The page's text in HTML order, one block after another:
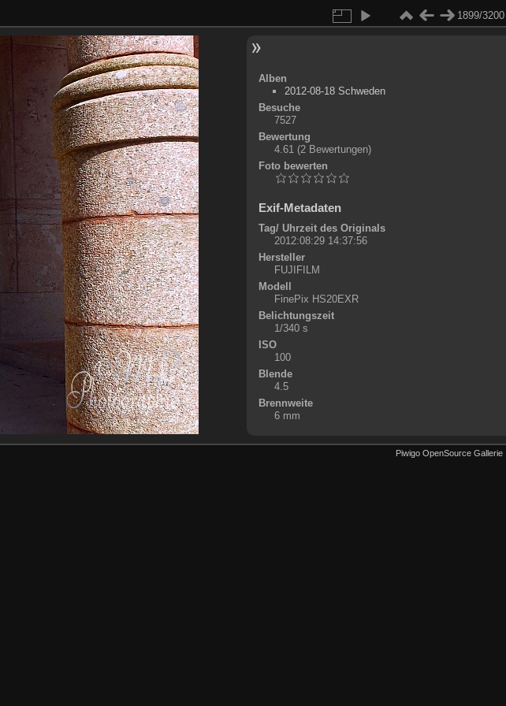
1899/3200
Alben
2012-08-18 Schweden
Besuche
7527
Bewertung
4.61 (2 Bewertungen)
Foto bewerten
Exif-Metadaten
Tag/ Uhrzeit des Originals
2012:08:29 14:37:56
Hersteller
FUJIFILM
Modell
FinePix HS20EXR
Belichtungszeit
1/340 s
ISO
100
Blende
4.5
Brennweite
6 mm
Piwigo OpenSource Gallerie